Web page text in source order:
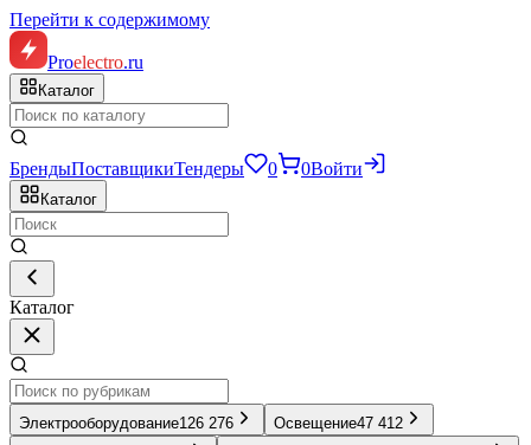
Перейти к содержимому
Proelectro.ru
Каталог
БрендыПоставщикиТендеры 0 0Войти
Каталог
Каталог
Электрооборудование126 276 Освещение47 412